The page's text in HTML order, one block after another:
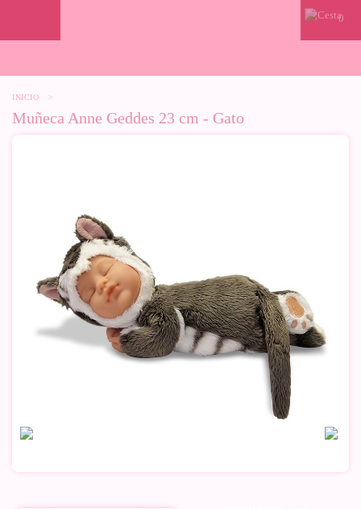
0
INICIO >
Muñeca Anne Geddes 23 cm - Gato